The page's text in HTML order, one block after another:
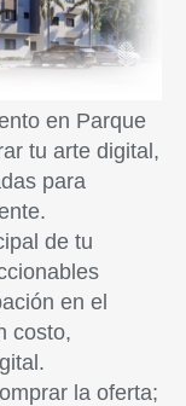
en Parque
tu arte digital,
para
de tu
en el
costo,
la oferta;